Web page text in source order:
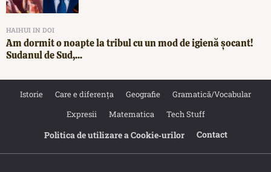
HAIHUI IN DOI
Am dormit o noapte la tribul cu un mod de igienă șocant!
Sudanul de Sud,...
Istorie Care e diferența Geografie
Gramatică/Vocabular
Expresii
Matematica Tech Stuff
Politica de utilizare a Cookie‐urilor Contact